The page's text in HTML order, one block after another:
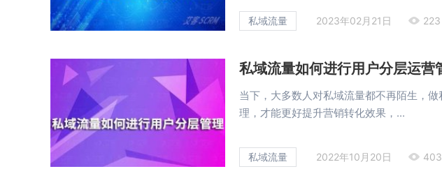
私域流量 2023年02月21日 223
私域流量如何进行用户分层运营
当下，大多数人对私域流量都不再陌生，
理，才能更好提升营销转化效果，...
私域流量 2022年10月20日 403